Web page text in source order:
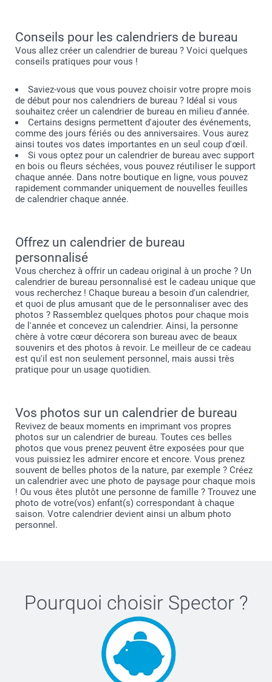
Conseils pour les calendriers de bureau
Vous allez créer un calendrier de bureau ? Voici quelques
conseils pratiques pour vous !
Saviez-vous que vous pouvez choisir votre propre mois
de début pour nos calendriers de bureau ? Idéal si vous
souhaitez créer un calendrier de bureau en milieu d'année.
Certains designs permettent d'ajouter des événements,
comme des jours fériés ou des anniversaires. Vous aurez
ainsi toutes vos dates importantes en un seul coup d'œil.
Si vous optez pour un calendrier de bureau avec support
en bois ou fleurs séchées, vous pouvez réutiliser le support
chaque année. Dans notre boutique en ligne, vous pouvez
rapidement commander uniquement de nouvelles feuilles
de calendrier chaque année.
Offrez un calendrier de bureau
personnalisé
Vous cherchez à offrir un cadeau original à un proche ? Un
calendrier de bureau personnalisé est le cadeau unique que
vous recherchez ! Chaque bureau a besoin d'un calendrier,
et quoi de plus amusant que de le personnaliser avec des
photos ? Rassemblez quelques photos pour chaque mois
de l'année et concevez un calendrier. Ainsi, la personne
chère à votre cœur décorera son bureau avec de beaux
souvenirs et des photos à revoir. Le meilleur de ce cadeau
est qu'il est non seulement personnel, mais aussi très
pratique pour un usage quotidien.
Vos photos sur un calendrier de bureau
Revivez de beaux moments en imprimant vos propres
photos sur un calendrier de bureau. Toutes ces belles
photos que vous prenez peuvent être exposées pour que
vous puissiez les admirer encore et encore. Vous prenez
souvent de belles photos de la nature, par exemple ? Créez
un calendrier avec une photo de paysage pour chaque mois
! Ou vous êtes plutôt une personne de famille ? Trouvez une
photo de votre(vos) enfant(s) correspondant à chaque
saison. Votre calendrier devient ainsi un album photo
personnel.
Pourquoi choisir Spector?